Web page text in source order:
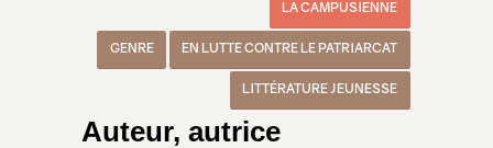
LA CAMPUSIENNE
EN LUTTE CONTRE LE PATRIARCAT
GENRE
LITTÉRATURE JEUNESSE
Auteur, autrice